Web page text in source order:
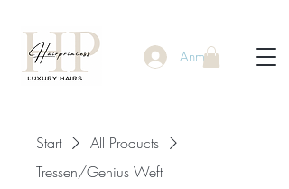
Anmelden
Start
All Products
Tressen/Genius Weft